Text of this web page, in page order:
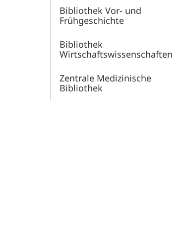
Bibliothek Vor- und
Frühgeschichte
Bibliothek
Wirtschaftswissenschaften
Zentrale Medizinische
Bibliothek